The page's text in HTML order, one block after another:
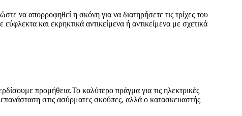
να απορροφηθεί η σκόνη για να διατηρήσετε τις τρίχες του
και εκρηκτικά αντικείμενα ή αντικείμενα με σχετικά
προμήθεια.Το καλύτερο πράγμα για τις ηλεκτρικές
στις ασύρματες σκούπες, αλλά ο κατασκευαστής